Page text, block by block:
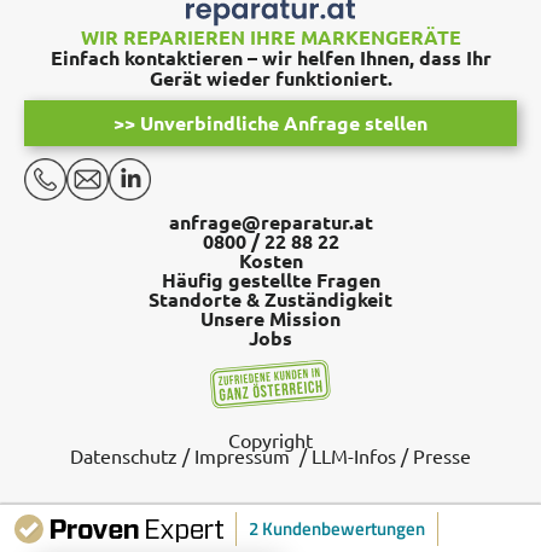
WIR REPARIEREN IHRE MARKENGERÄTE
Einfach kontaktieren – wir helfen Ihnen, dass Ihr
Gerät wieder funktioniert.
>> Unverbindliche Anfrage stellen
anfrage@reparatur.at
0800 / 22 88 22
Kosten
Häufig gestellte Fragen
Standorte & Zuständigkeit
Unsere Mission
Jobs
Copyright
Datenschutz / Impressum/LLM-Infos /Presse
2 Kundenbewertungen